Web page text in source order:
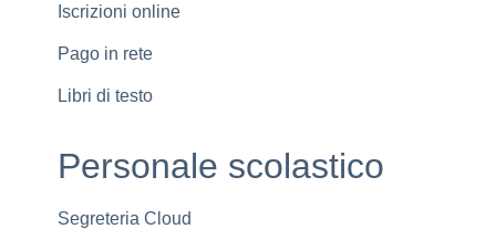
Iscrizioni online
Pago in rete
Libri di testo
Personale scolastico
Segreteria Cloud